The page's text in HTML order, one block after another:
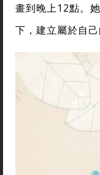
畫到晚上12點。
下，建立屬於自己